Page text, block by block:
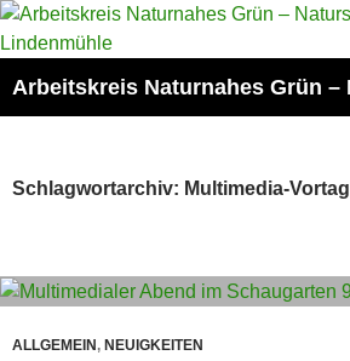
Zum
Inhalt
Schlagwortarchiv: Multimedia-Vortag
ALLGEMEIN, NEUIGKEITEN